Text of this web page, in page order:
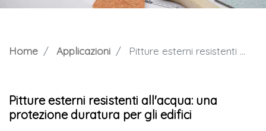
Home Applicazioni Pitture esterni resistenti all'acqua: una protezione duratura per gli edifici
Pitture esterni resistenti all'acqua: una
protezione duratura per gli edifici